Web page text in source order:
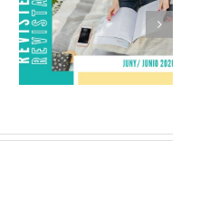
Revistas
junio 2026